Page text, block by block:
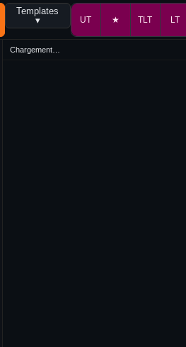
Templates
▾
UT ★ TLT LT
Chargement…